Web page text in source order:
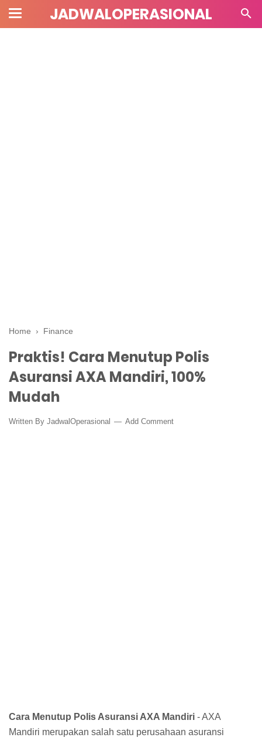
JADWALOPERASIONAL
Home › Finance
Praktis! Cara Menutup Polis
Asuransi AXA Mandiri, 100%
Mudah
Written By JadwalOperasional Add Comment
Cara Menutup Polis Asuransi AXA Mandiri - AXA
Mandiri merupakan salah satu perusahaan asuransi